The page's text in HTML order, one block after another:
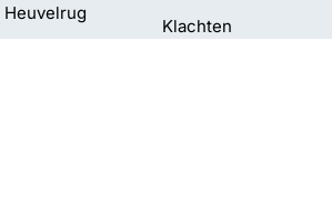
Heuvelrug
Klachten